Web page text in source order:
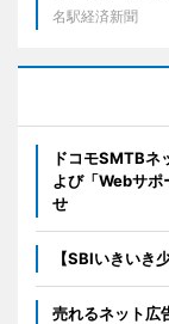
名駅経済新聞
ドコモSMTBネ
よび「Webサポ
せ
【SBIいきいき
売れるネット広